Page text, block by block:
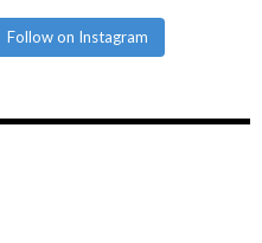
Follow on Instagram